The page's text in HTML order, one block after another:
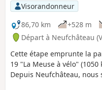
Visorandonneur
86,70 km
+528 m
Départ à Neufchâteau
Cette étape emprunte la
19 "La Meuse à vélo"
Depuis Neufchâteau, nous